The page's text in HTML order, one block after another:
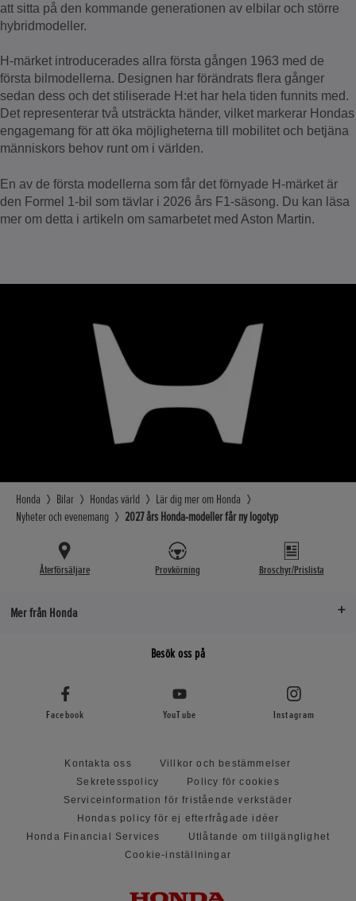
att sitta på den kommande generationen av elbilar och större
hybridmodeller.
H-märket introducerades allra första gången 1963 med de
första bilmodellerna. Designen har förändrats flera gånger
sedan dess och det stiliserade H:et har hela tiden funnits med.
Det representerar två utsträckta händer, vilket markerar Hondas
engagemang för att öka möjligheterna till mobilitet och betjäna
människors behov runt om i världen.
En av de första modellerna som får det förnyade H-märket är
den Formel 1-bil som tävlar i 2026 års F1-säsong. Du kan läsa
mer om detta i artikeln om samarbetet med Aston Martin.
Honda Bilar Hondas värld
Lär dig mer om Honda
Nyheter och evenemang
2027 års Honda-modeller får ny logotyp
Återförsäljare Provkörning Broschyr/Prislista
Mer från Honda
Besök oss på
Facebook YouTube Instagram
Kontakta oss
Villkor och bestämmelser
Sekretesspolicy
Policy för cookies
Serviceinformation för fristående verkstäder
Hondas policy för ej efterfrågade idéer
Honda Financial Services
Utlåtande om tillgänglighet
Cookie-inställningar